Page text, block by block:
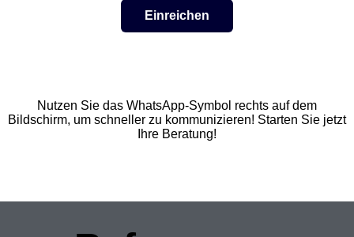
Nutzen Sie das WhatsApp-Symbol rechts auf dem
Bildschirm, um schneller zu kommunizieren! Starten Sie jetzt
Ihre Beratung!